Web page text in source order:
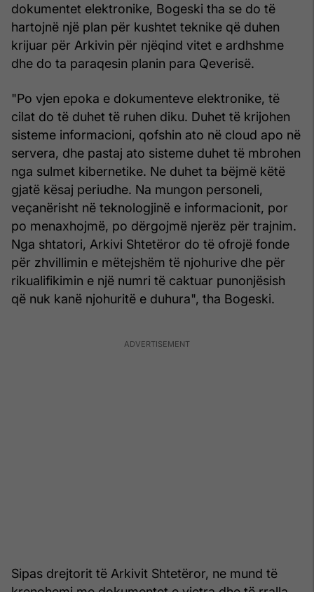
dokumentet elektronike, Bogeski tha se do të
hartojnë një plan për kushtet teknike që duhen
krijuar për Arkivin për njëqind vitet e ardhshme
dhe do ta paraqesin planin para Qeverisë.
"Po vjen epoka e dokumenteve elektronike, të
cilat do të duhet të ruhen diku. Duhet të krijohen
sisteme informacioni, qofshin ato në cloud apo në
servera, dhe pastaj ato sisteme duhet të mbrohen
nga sulmet kibernetike. Ne duhet ta bëjmë këtë
gjatë kësaj periudhe. Na mungon personeli,
veçanërisht në teknologjinë e informacionit, por
po menaxhojmë, po dërgojmë njerëz për trajnim.
Nga shtatori, Arkivi Shtetëror do të ofrojë fonde
për zhvillimin e mëtejshëm të njohurive dhe për
rikualifikimin e një numri të caktuar punonjësish
që nuk kanë njohuritë e duhura", tha Bogeski.
Sipas drejtorit të Arkivit Shtetëror, ne mund të